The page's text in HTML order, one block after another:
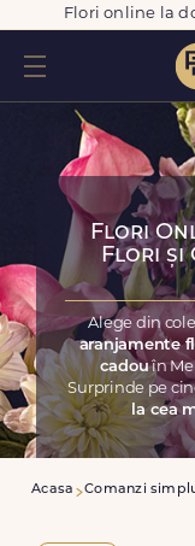
Flori online la
Flori
Flori și
Alege din
aranjamente
cadouîn
Surprinde pe
la cea
Acasa Comanzi